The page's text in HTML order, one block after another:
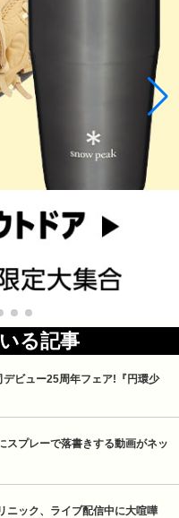
る記事
ビュー25周年フェア!『円環少
スプレーで落書きする動画がネッ
ニック、ライブ配信中に大喧嘩